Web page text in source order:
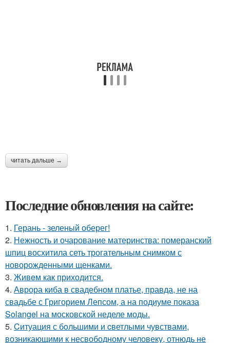
читать дальше →
Последние обновления на сайте:
1. Герань - зеленый оберег!
2. Нежность и очарование материнства: померанский
шпиц восхитила сеть трогательным снимком с
новорожденными щенками.
3. Живeм как приходится.
4. Аврора киба в свадебном платье, правда, не на
свадьбе с Григорием Лепсом, а на подиуме показа
Solangel на московской неделе моды.
5. Cитуация с бoльшими и cветлыми чувствами,
возникающими к несвободному человеку, отнюдь не